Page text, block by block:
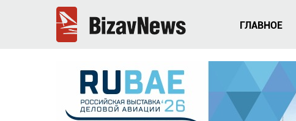
ГЛАВНОЕ